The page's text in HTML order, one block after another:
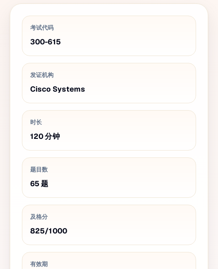
考试代码
300-615
发证机构
Cisco Systems
时长
120分钟
题目数
65题
及格分
825/1000
有效期